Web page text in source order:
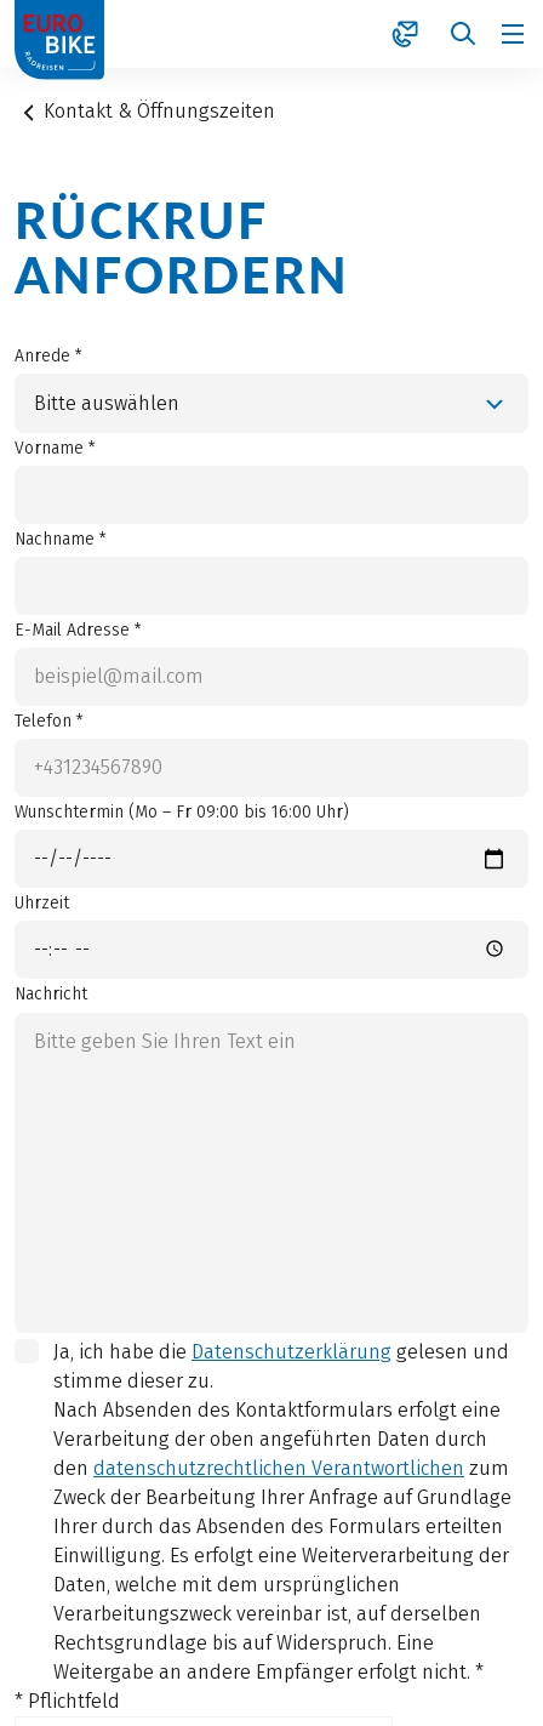
1
Kontakt & Öffnungszeiten
RÜCKRUF
ANFORDERN
Anrede *
Bitte auswählen
Vorname *
Nachname *
E-Mail Adresse *
Telefon *
Wunschtermin (Mo – Fr 09:00 bis 16:00 Uhr)
Uhrzeit
Nachricht
Ja, ich habe die Datenschutzerklärung gelesen und
stimme dieser zu.
Nach Absenden des Kontaktformulars erfolgt eine
Verarbeitung der oben angeführten Daten durch
den datenschutzrechtlichen Verantwortlichen zum
Zweck der Bearbeitung Ihrer Anfrage auf Grundlage
Ihrer durch das Absenden des Formulars erteilten
Einwilligung. Es erfolgt eine Weiterverarbeitung der
Daten, welche mit dem ursprünglichen
Verarbeitungszweck vereinbar ist, auf derselben
Rechtsgrundlage bis auf Widerspruch. Eine
Weitergabe an andere Empfänger erfolgt nicht. *
* Pflichtfeld